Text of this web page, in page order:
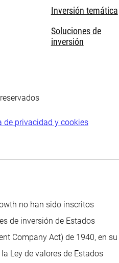
Inversión temática
Soluciones de
inversión
de privacidad y cookies
no han sido inscritos
de inversión de Estados
Company Act) de 1940, en su
Ley de valores de Estados